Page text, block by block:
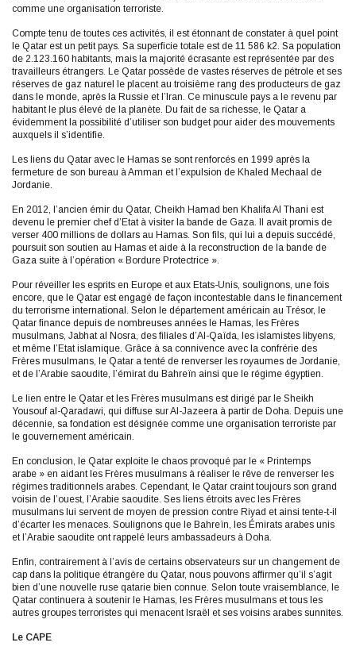
comme une organisation terroriste.
Compte tenu de toutes ces activités, il est étonnant de constater à quel point
le Qatar est un petit pays. Sa superficie totale est de 11 586 k2. Sa population
de 2.123.160 habitants, mais la majorité écrasante est représentée par des
travailleurs étrangers. Le Qatar possède de vastes réserves de pétrole et ses
réserves de gaz naturel le placent au troisième rang des producteurs de gaz
dans le monde, après la Russie et l’Iran. Ce minuscule pays a le revenu par
habitant le plus élevé de la planète. Du fait de sa richesse, le Qatar a
évidemment la possibilité d’utiliser son budget pour aider des mouvements
auxquels il s’identifie.
Les liens du Qatar avec le Hamas se sont renforcés en 1999 après la
fermeture de son bureau à Amman et l’expulsion de Khaled Mechaal de
Jordanie.
En 2012, l’ancien émir du Qatar, Cheikh Hamad ben Khalifa Al Thani est
devenu le premier chef d’Etat à visiter la bande de Gaza. Il avait promis de
verser 400 millions de dollars au Hamas. Son fils, qui lui a depuis succédé,
poursuit son soutien au Hamas et aide à la reconstruction de la bande de
Gaza suite à l’opération « Bordure Protectrice ».
Pour réveiller les esprits en Europe et aux Etats-Unis, soulignons, une fois
encore, que le Qatar est engagé de façon incontestable dans le financement
du terrorisme international. Selon le département américain au Trésor, le
Qatar finance depuis de nombreuses années le Hamas, les Frères
musulmans, Jabhat al Nosra, des filiales d’Al-Qaïda, les islamistes libyens,
et même l’Etat islamique. Grâce à sa connivence avec la confrérie des
Frères musulmans, le Qatar a tenté de renverser les royaumes de Jordanie,
et de l’Arabie saoudite, l’émirat du Bahreïn ainsi que le régime égyptien.
Le lien entre le Qatar et les Frères musulmans est dirigé par le Sheikh
Yousouf al-Qaradawi, qui diffuse sur Al-Jazeera à partir de Doha. Depuis une
décennie, sa fondation est désignée comme une organisation terroriste par
le gouvernement américain.
En conclusion, le Qatar exploite le chaos provoqué par le « Printemps
arabe » en aidant les Frères musulmans à réaliser le rêve de renverser les
régimes traditionnels arabes. Cependant, le Qatar craint toujours son grand
voisin de l’ouest, l’Arabie saoudite. Ses liens étroits avec les Frères
musulmans lui servent de moyen de pression contre Riyad et ainsi tente-t-il
d’écarter les menaces. Soulignons que le Bahreïn, les Émirats arabes unis
et l’Arabie saoudite ont rappelé leurs ambassadeurs à Doha.
Enfin, contrairement à l’avis de certains observateurs sur un changement de
cap dans la politique étrangère du Qatar, nous pouvons affirmer qu’il s’agit
bien d’une nouvelle ruse qatarie bien connue. Selon toute vraisemblance, le
Qatar continuera à soutenir le Hamas, les Frères musulmans et tous les
autres groupes terroristes qui menacent Israël et ses voisins arabes sunnites.
Le CAPE